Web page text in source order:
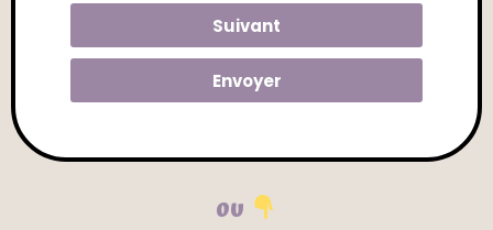
Suivant
Envoyer
ou